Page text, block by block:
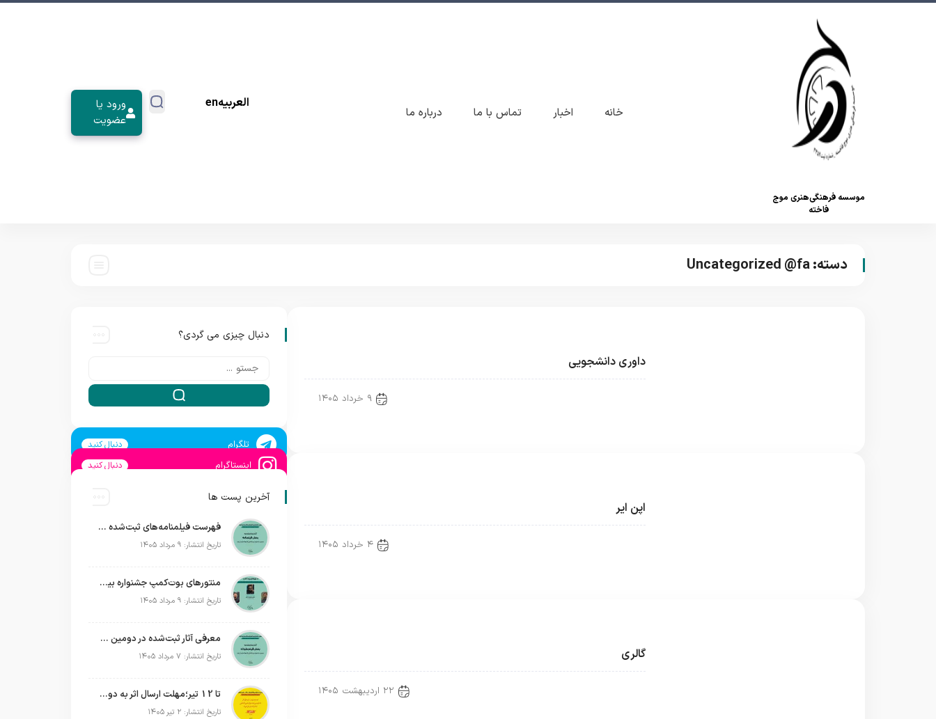
موسسه فرهنگی‌هنری موج
فاخته
خانه اخبار تماس با ما درباره ما
العربیهen
ورود یا
عضویت
دسته:Uncategorized @fa
داوری دانشجویی
۹ خرداد ۱۴۰۵
اپن ایر
۴ خرداد ۱۴۰۵
گالری
۲۲ اردیبهشت ۱۴۰۵
دنبال چیزی می گردی؟
تلگرام دنبال کنید
اینستاگرام دنبال کنید
آخرین پست ها
فهرست فیلمنامه‌های ثبت‌شده در دومین جشنواره بین‌المللی فیلم فضای باز ایران + اسامی
تاریخ انتشار: ۹ مرداد ۱۴۰۵
منتورهای بوت‌کمپ جشنواره بین‌المللی فیلم فضای باز ایران معرفی شدند؛ ساخت یک فیلم کوتاه داستانی در فضای باز
تاریخ انتشار: ۹ مرداد ۱۴۰۵
معرفی آثار ثبت‌شده در دومین جشنواره بین‌المللی فیلم فضای باز + اسامی
تاریخ انتشار: ۷ مرداد ۱۴۰۵
تا 12 تیر؛مهلت ارسال اثر به دومین جشنواره بین‌المللی فیلم فضای باز تمدید شد
تاریخ انتشار: ۲ تیر ۱۴۰۵